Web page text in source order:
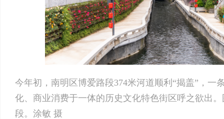
今年初，南明区博爱路段374米河道顺利“揭盖”，一
化、商业消费于一体的历史文化特色街区呼之欲出
段。涂敏 摄